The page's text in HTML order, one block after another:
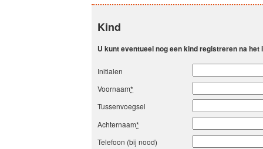
Kind
U kunt eventueel nog een kind registreren na
Initialen
Voornaam*
Tussenvoegsel
Achternaam*
Telefoon (bij nood)